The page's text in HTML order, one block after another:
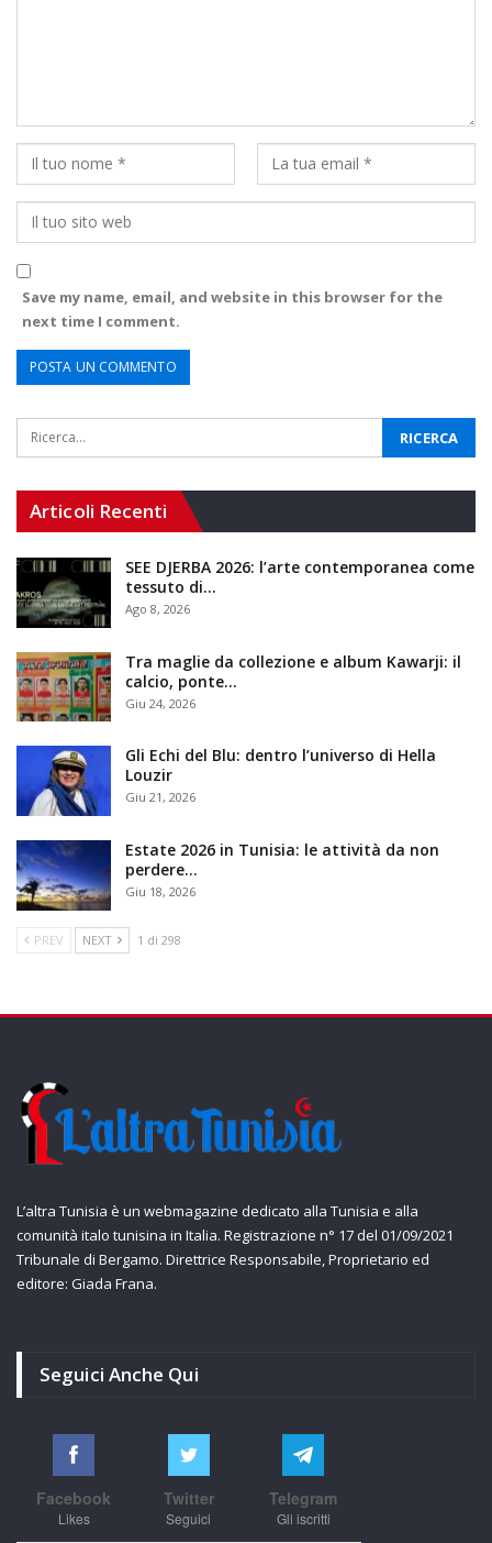
Save my name, email, and website in this browser for the
next time I comment.
Articoli Recenti
SEE DJERBA 2026: l’arte contemporanea come
tessuto di…
Ago 8, 2026
Tra maglie da collezione e album Kawarji: il
calcio, ponte…
Giu 24, 2026
Gli Echi del Blu: dentro l’universo di Hella
Louzir
Giu 21, 2026
Estate 2026 in Tunisia: le attività da non
perdere…
Giu 18, 2026
PREV NEXT 1 di 298
L’altra Tunisia è un webmagazine dedicato alla Tunisia e alla
comunità italo tunisina in Italia. Registrazione n° 17 del 01/09/2021
Tribunale di Bergamo. Direttrice Responsabile, Proprietario ed
editore: Giada Frana.
Seguici Anche Qui
Facebook
Likes
Twitter
Seguici
Telegram
Gli iscritti